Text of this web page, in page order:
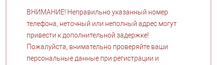
ВНИМАНИЕ! Неправильно указанный номер
телефона, неточный или неполный адрес могут
привести к дополнительной задержке!
Пожалуйста, внимательно проверяйте ваши
персональные данные при регистрации и